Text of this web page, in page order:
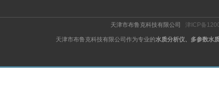
天津市布鲁克科技有限公司津ICP备
天津市布鲁克科技有限公司作为专业的水质分析仪、多参数水